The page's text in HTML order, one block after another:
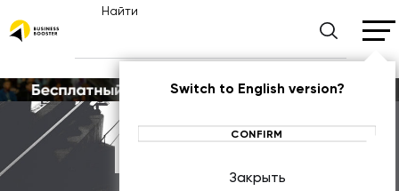
Найти
Switch to English version?
CONFIRM
Закрыть
Новости